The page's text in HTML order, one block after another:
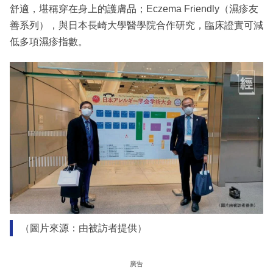
舒適，堪稱穿在身上的護膚品；Eczema Friendly（濕疹友
善系列），與日本長崎大學醫學院合作研究，臨床證實可減
低多項濕疹指數。
（圖片來源：由被訪者提供）
廣告